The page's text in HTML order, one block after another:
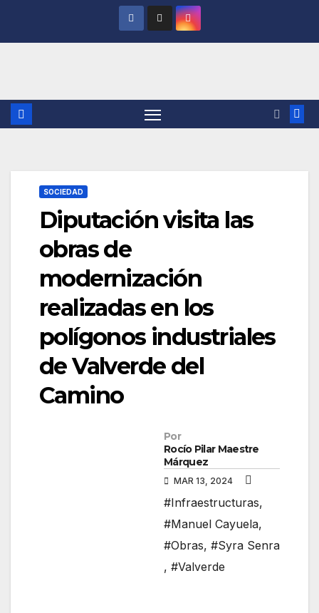
SOCIEDAD
Diputación visita las
obras de
modernización
realizadas en los
polígonos industriales
de Valverde del
Camino
Por
Rocío Pilar Maestre
Márquez
MAR 13, 2024
#Infraestructuras,
#Manuel Cayuela,
#Obras, #Syra Senra
, #Valverde